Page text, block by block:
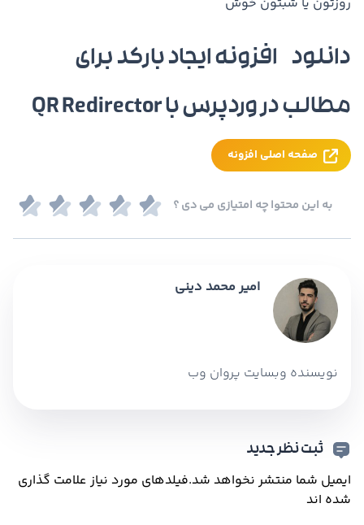
دانلود افزونه ایجاد بارکد برای
مطالب در وردپرس با QR Redirector
صفحه اصلی افزونه
به این محتوا چه امتیازی می دی ؟
امیر محمد دینی
نویسنده وبسایت پروان وب
ثبت نظر جدید
ایمیل شما منتشر نخواهد شد.فیلدهای مورد نیاز علامت گذاری
شده اند